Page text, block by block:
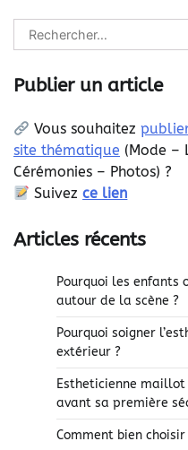
Rechercher :
Publier un article
Vous souhaitez
site thématique (Mode –
Cérémonies – Photos) ?
Suivezce lien
Articles récents
Pourquoi les enfants
autour de la scène ?
Pourquoi soigner
extérieur ?
Estheticienne
avant sa première
Comment bien